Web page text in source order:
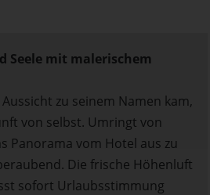
Seele mit malerischem
zu seinem Namen kam,
von selbst. Umringt von
Panorama vom Hotel aus zu
Die frische Höhenluft
sofort Urlaubsstimmung